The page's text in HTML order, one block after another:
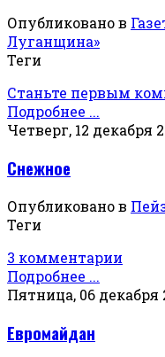
Опубликовано в
Луганщина»
Теги
Станьте первым
Подробнее ...
Четверг, 12 декабря
Снежное
Опубликовано в
Теги
3 комментарии
Подробнее ...
Пятница, 06 декабря
Евромайдан